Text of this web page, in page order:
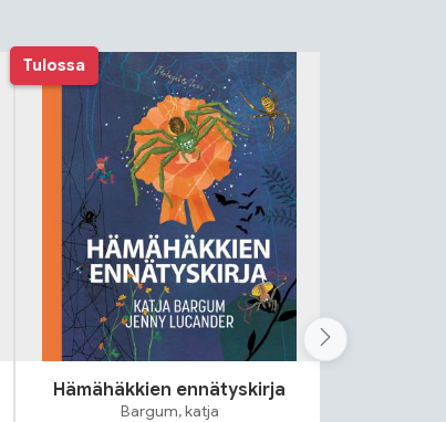
Tulossa
Hämähäkkien ennätyskirja
Bargum, katja